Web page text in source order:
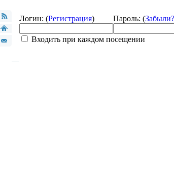
Логин: (Регистрация) Пароль: (Забыли?
Входить при каждом посещении